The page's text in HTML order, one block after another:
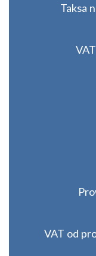
Taksa
VAT od